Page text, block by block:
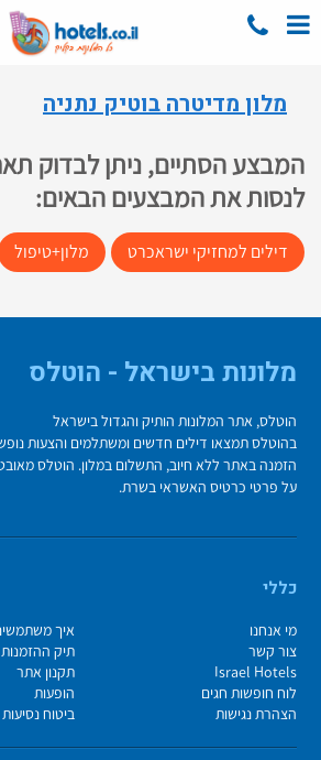
מלון מדיטרה בוטיק נתניה
המבצע הסתיים, ניתן לבדוק
לנסות את המבצעים הבאים:
דילים למחזיקי ישראכרט מלון+טיפול
מלונות בישראל - הוטלס
הוטלס, אתר המלונות הותיק והגדול בישראל
בהוטלס תמצאו דילים חדשים ומשתלמים והצעות
על פרטי כרטיס האשראי בשרת.
כללי
מי אנחנו
איך
צור קשר
תיק ההזמנות
Israel Hotels
תקנון אתר
לוח חופשות חגים
הופעות
הצהרת נגישות
ביטוח